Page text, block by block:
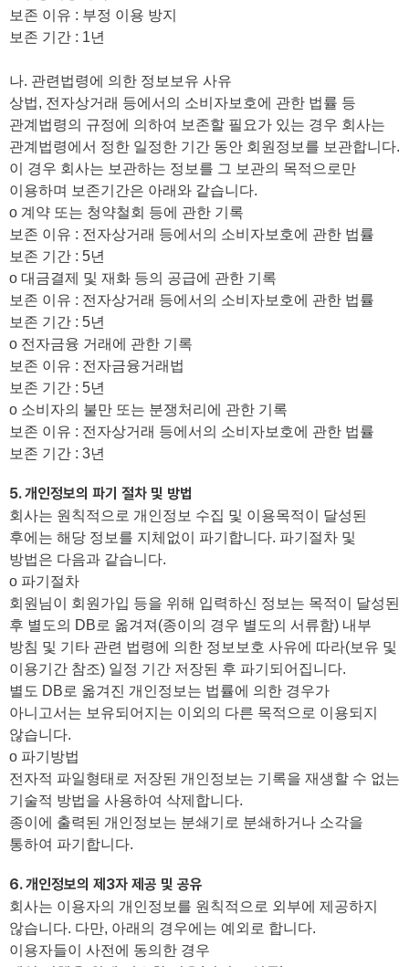
보존 이유 : 부정 이용 방지
보존 기간 : 1년
나. 관련법령에 의한 정보보유 사유
상법, 전자상거래 등에서의 소비자보호에 관한 법률 등
관계법령의 규정에 의하여 보존할 필요가 있는 경우 회사는
관계법령에서 정한 일정한 기간 동안 회원정보를 보관합니다.
이 경우 회사는 보관하는 정보를 그 보관의 목적으로만
이용하며 보존기간은 아래와 같습니다.
ο 계약 또는 청약철회 등에 관한 기록
보존 이유 : 전자상거래 등에서의 소비자보호에 관한 법률
보존 기간 : 5년
ο 대금결제 및 재화 등의 공급에 관한 기록
보존 이유 : 전자상거래 등에서의 소비자보호에 관한 법률
보존 기간 : 5년
ο 전자금융 거래에 관한 기록
보존 이유 : 전자금융거래법
보존 기간 : 5년
ο 소비자의 불만 또는 분쟁처리에 관한 기록
보존 이유 : 전자상거래 등에서의 소비자보호에 관한 법률
보존 기간 : 3년
5. 개인정보의 파기 절차 및 방법
회사는 원칙적으로 개인정보 수집 및 이용목적이 달성된
후에는 해당 정보를 지체없이 파기합니다. 파기절차 및
방법은 다음과 같습니다.
ο 파기절차
회원님이 회원가입 등을 위해 입력하신 정보는 목적이 달성된
후 별도의 DB로 옮겨져(종이의 경우 별도의 서류함) 내부
방침 및 기타 관련 법령에 의한 정보보호 사유에 따라(보유 및
이용기간 참조) 일정 기간 저장된 후 파기되어집니다.
별도 DB로 옮겨진 개인정보는 법률에 의한 경우가
아니고서는 보유되어지는 이외의 다른 목적으로 이용되지
않습니다.
ο 파기방법
전자적 파일형태로 저장된 개인정보는 기록을 재생할 수 없는
기술적 방법을 사용하여 삭제합니다.
종이에 출력된 개인정보는 분쇄기로 분쇄하거나 소각을
통하여 파기합니다.
6. 개인정보의 제3자 제공 및 공유
회사는 이용자의 개인정보를 원칙적으로 외부에 제공하지
않습니다. 다만, 아래의 경우에는 예외로 합니다.
이용자들이 사전에 동의한 경우